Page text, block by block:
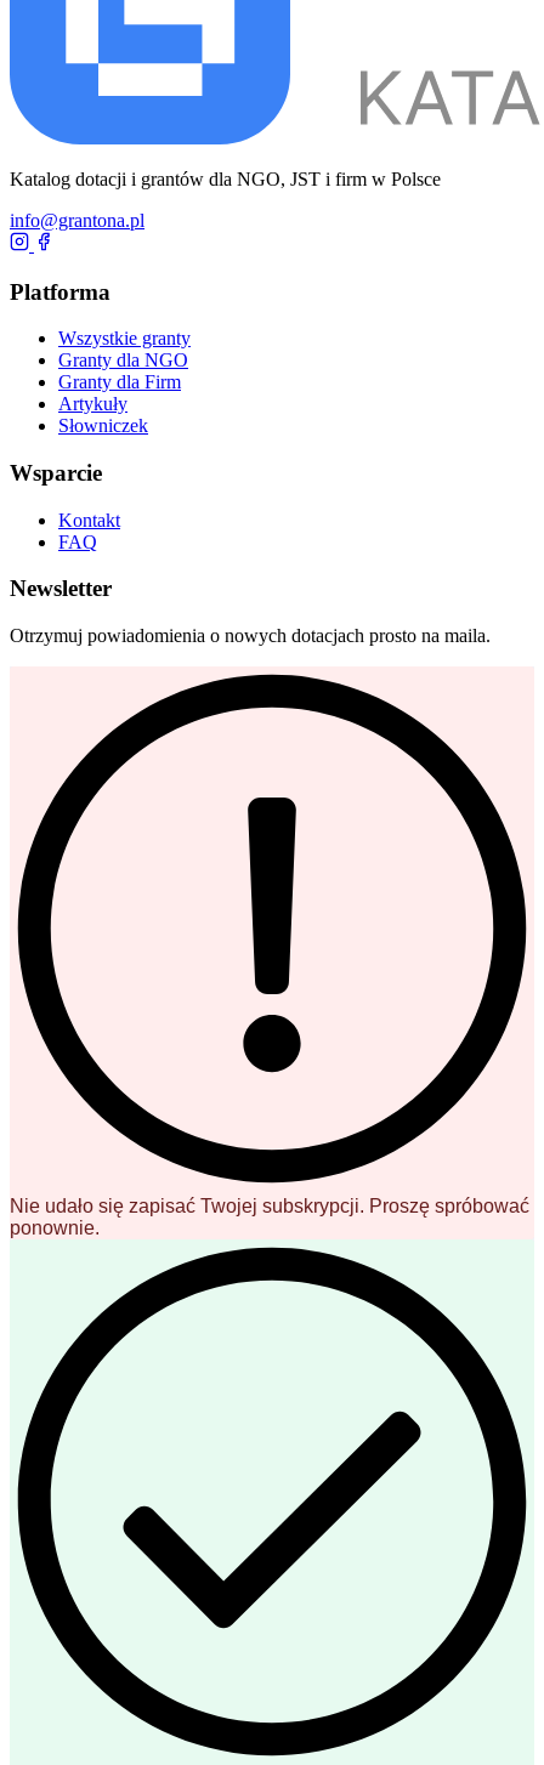
Katalog dotacji i grantów dla NGO, JST i firm w Polsce
info@grantona.pl
Platforma
Wszystkie granty
Granty dla NGO
Granty dla Firm
Artykuły
Słowniczek
Wsparcie
Kontakt
FAQ
Newsletter
Otrzymuj powiadomienia o nowych dotacjach prosto na maila.
Nie udało się zapisać Twojej subskrypcji. Proszę spróbować
ponownie.